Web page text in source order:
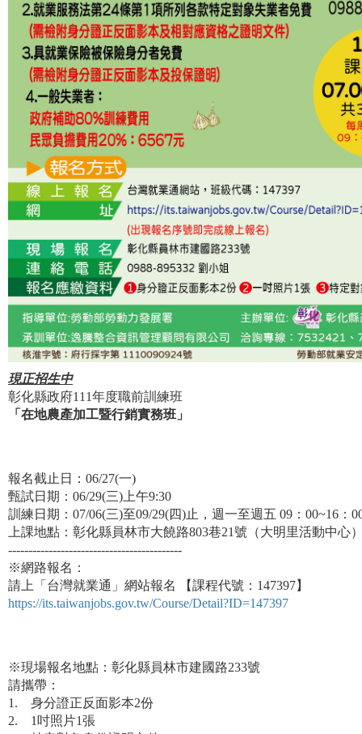
現正招生中
彰化縣政府111年度職前訓練班
「在地農產加工暨行銷實務班」
報名截止日：06/27(一)
甄試日期：06/29(三)上午9:30
訓練日期：07/06(三)至09/29(四)止，週一至週五 09：00~16：
上課地點：彰化縣員林市大饒路803巷21號（大明里活動中心
-------------------------------------------
※網路報名：
請上「台灣就業通」網站報名 【課程代號：147397】
https://its.taiwanjobs.gov.tw/Course/Detail?ID=147397
※現場報名地點：彰化縣員林市建國路233號
請攜帶：
1. 身分證正反面影本2份
2. 1吋照片1張